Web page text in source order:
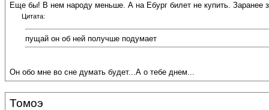
Еще бы! В нем народу меньше. А на Ебург билет не купить. Заранее
Цитата:
пущай он об ней получше подумает
Он обо мне во сне думать будет...А о тебе днем...
Томоэ